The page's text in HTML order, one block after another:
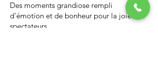
Des moments grandiose rempli
d'émotion et de bonheur pour la joie des
spectateurs.